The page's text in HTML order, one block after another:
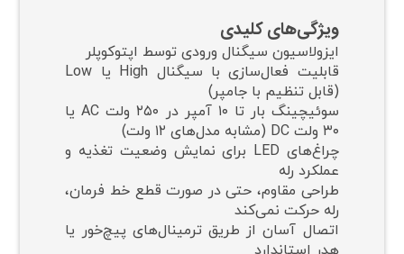
ویژگی‌های کلیدی
ایزولاسیون سیگنال ورودی توسط اپتوکوپلر
قابلیت فعال‌سازی با سیگنال High یا Low
(قابل تنظیم با جامپر)
سوئیچینگ بار تا ۱۰ آمپر در ۲۵۰ ولت AC یا
۳۰ ولت DC (مشابه مدل‌های ۱۲ ولت)
چراغ‌های LED برای نمایش وضعیت تغذیه و
عملکرد رله
طراحی مقاوم، حتی در صورت قطع خط فرمان،
رله حرکت نمی‌کند
اتصال آسان از طریق ترمینال‌های پیچ‌خور یا